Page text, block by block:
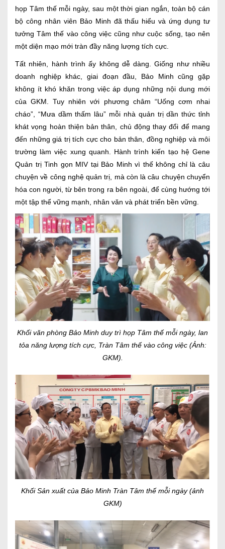
họp Tâm thế mỗi ngày, sau một thời gian ngắn, toàn bộ cán
bộ công nhân viên Bảo Minh đã thấu hiểu và ứng dụng tư
tưởng Tâm thế vào công việc cũng như cuộc sống, tạo nên
một diện mạo mới tràn đầy năng lượng tích cực.
Tất nhiên, hành trình ấy không dễ dàng. Giống như nhiều
doanh nghiệp khác, giai đoạn đầu, Bảo Minh cũng gặp
không ít khó khăn trong việc áp dụng những nội dung mới
của GKM. Tuy nhiên với phương châm “Uống cơm nhai
cháo”, “Mưa dầm thấm lâu” mỗi nhà quản trị dần thức tỉnh
khát vọng hoàn thiện bản thân, chủ động thay đổi để mang
đến những giá trị tích cực cho bản thân, đồng nghiệp và môi
trường làm việc xung quanh. Hành trình kiến tạo hệ Gene
Quản trị Tinh gọn MIV tại Bảo Minh vì thế không chỉ là câu
chuyện về công nghệ quản trị, mà còn là câu chuyện chuyển
hóa con người, từ bên trong ra bên ngoài, để cùng hướng tới
một tập thể vững mạnh, nhân văn và phát triển bền vững.
Khối văn phòng Bảo Minh duy trì họp Tâm thế mỗi ngày, lan
tỏa năng lượng tích cực, Tràn Tâm thế vào công việc (Ảnh:
GKM).
Khối Sản xuất của Bảo Minh Tràn Tâm thế mỗi ngày (ảnh
GKM)